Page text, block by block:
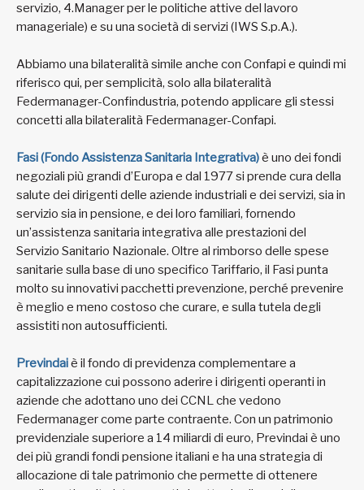
servizio, 4.Manager per le politiche attive del lavoro
manageriale) e su una società di servizi (IWS S.p.A.).
Abbiamo una bilateralità simile anche con Confapi e quindi mi
riferisco qui, per semplicità, solo alla bilateralità
Federmanager-Confindustria, potendo applicare gli stessi
concetti alla bilateralità Federmanager-Confapi.
Fasi (Fondo Assistenza Sanitaria Integrativa)è uno dei fondi
negoziali più grandi d’Europa e dal 1977 si prende cura della
salute dei dirigenti delle aziende industriali e dei servizi, sia in
servizio sia in pensione, e dei loro familiari, fornendo
un’assistenza sanitaria integrativa alle prestazioni del
Servizio Sanitario Nazionale. Oltre al rimborso delle spese
sanitarie sulla base di uno specifico Tariffario, il Fasi punta
molto su innovativi pacchetti prevenzione, perché prevenire
è meglio e meno costoso che curare, e sulla tutela degli
assistiti non autosufficienti.
Previndaiè il fondo di previdenza complementare a
capitalizzazione cui possono aderire i dirigenti operanti in
aziende che adottano uno dei CCNL che vedono
Federmanager come parte contraente. Con un patrimonio
previdenziale superiore a 14 miliardi di euro, Previndai è uno
dei più grandi fondi pensione italiani e ha una strategia di
allocazione di tale patrimonio che permette di ottenere